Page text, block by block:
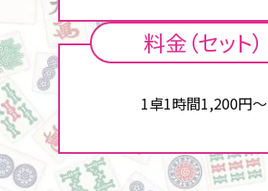
料金（セット）
1卓1時間1,200円～